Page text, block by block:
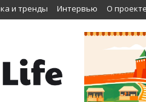
и тренды Интервью О проекте